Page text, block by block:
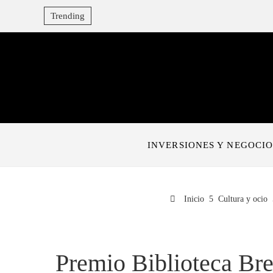
Trending
INVERSIONES Y
Inicio Cultura y ocio
Premio Biblioteca